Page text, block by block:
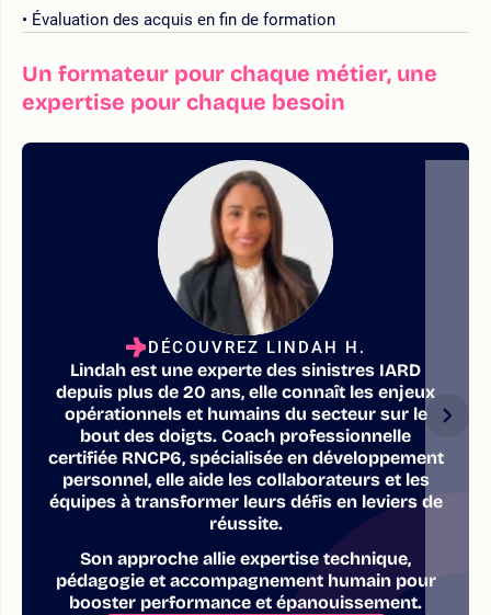
Évaluation des acquis en fin de formation
Un formateur pour chaque métier, une
expertise pour chaque besoin
DÉCOUVREZ LINDAH H.
Lindah est une experte des sinistres IARD
depuis plus de 20 ans, elle connaît les enjeux
opérationnels et humains du secteur sur le
bout des doigts. Coach professionnelle
certifiée RNCP6, spécialisée en développement
personnel, elle aide les collaborateurs et les
équipes à transformer leurs défis en leviers de
réussite.
Son approche allie expertise technique,
pédagogie et accompagnement humain pour
booster performance et épanouissement.